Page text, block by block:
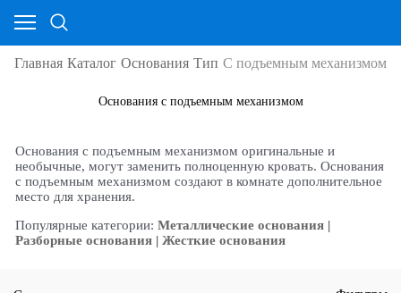
Главная Каталог Основания Тип С подъемным механизмом
Основания с подъемным механизмом
Основания с подъемным механизмом оригинальные и
необычные, могут заменить полноценную кровать. Основания
с подъемным механизмом создают в комнате дополнительное
место для хранения.
Популярные категории: Металлические основания |
Разборные основания |Жесткие основания